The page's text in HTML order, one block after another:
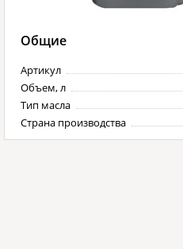
Общие
Артикул
Объем, л
Тип масла
Страна производства